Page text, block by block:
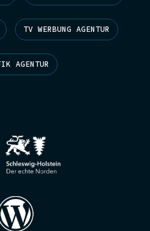
TV WERBUNG AGENTUR
AGENTUR